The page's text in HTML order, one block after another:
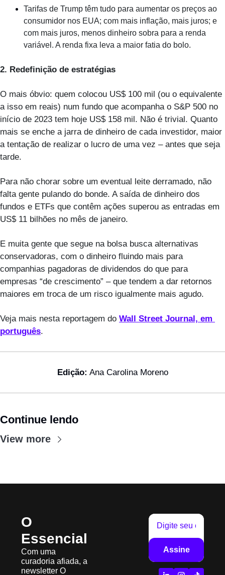
Tarifas de Trump têm tudo para aumentar os preços ao
consumidor nos EUA; com mais inflação, mais juros; e
com mais juros, menos dinheiro sobra para a renda
variável. A renda fixa leva a maior fatia do bolo.
2. Redefinição de estratégias
O mais óbvio: quem colocou US$ 100 mil (ou o equivalente
a isso em reais) num fundo que acompanha o S&P 500 no
início de 2023 tem hoje US$ 158 mil. Não é trivial. Quanto
mais se enche a jarra de dinheiro de cada investidor, maior
a tentação de realizar o lucro de uma vez – antes que seja
tarde.
Para não chorar sobre um eventual leite derramado, não
falta gente pulando do bonde. A saída de dinheiro dos
fundos e ETFs que contêm ações superou as entradas em
US$ 11 bilhões no mês de janeiro.
E muita gente que segue na bolsa busca alternativas
conservadoras, com o dinheiro fluindo mais para
companhias pagadoras de dividendos do que para
empresas “de crescimento” – que tendem a dar retornos
maiores em troca de um risco igualmente mais agudo.
Veja mais nesta reportagem do Wall Street Journal, em
português.
Edição: Ana Carolina Moreno
Continue lendo
View more
O
Essencial
Com uma
curadoria afiada, a
newsletter O
Assine